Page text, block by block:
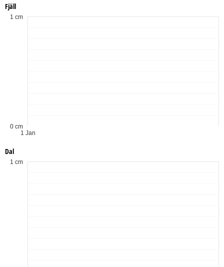
Fjäll
1 Jan
0 cm
1 cm
Dal
1 cm